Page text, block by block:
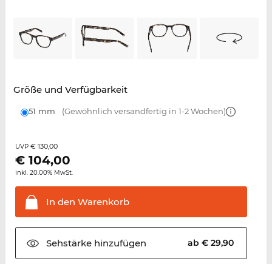
Größe und Verfügbarkeit
51 mm (Gewöhnlich versandfertig in 1-2 Wochen)
UVP € 130,00
€ 104,00
inkl. 20.00% MwSt.
In den Warenkorb
Sehstärkehinzufügen ab € 29,90